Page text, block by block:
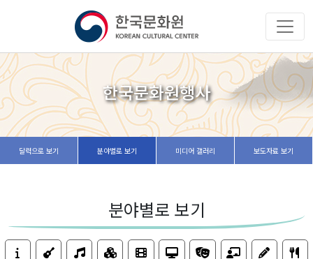
한국문화원행사
달력으로 보기 분야별로 보기 미디어 갤러리 보도자료 보기
분야별로 보기